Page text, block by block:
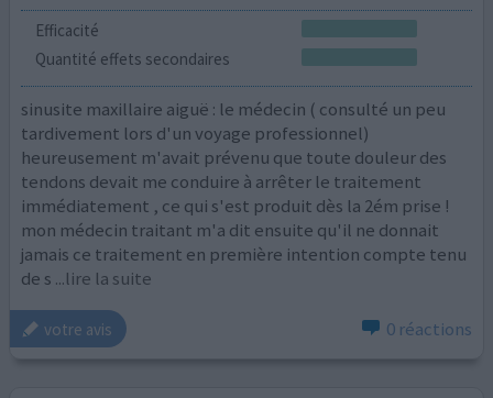
Efficacité
Quantité effets secondaires
sinusite maxillaire aiguë : le médecin ( consulté un peu
tardivement lors d'un voyage professionnel)
heureusement m'avait prévenu que toute douleur des
tendons devait me conduire à arrêter le traitement
immédiatement , ce qui s'est produit dès la 2ém prise !
mon médecin traitant m'a dit ensuite qu'il ne donnait
jamais ce traitement en première intention compte tenu
de s ...lire la suite
votre avis 0 réactions